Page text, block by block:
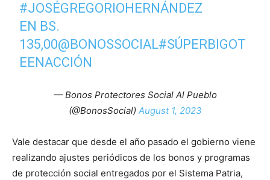
#JOSÉGREGORIOHERNÁNDEZ
EN BS.
135,00@BONOSSOCIAL#SÚPERBIGOT
EENACCIÓN
— Bonos Protectores Social Al Pueblo
(@BonosSocial) August 1, 2023
Vale destacar que desde el año pasado el gobierno viene
realizando ajustes periódicos de los bonos y programas
de protección social entregados por el Sistema Patria,